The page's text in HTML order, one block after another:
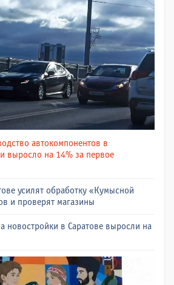
автокомпонентов в
выросло на 14% за первое
усилят обработку «Кумысной
и проверят магазины
новостройки в Саратове выросли на